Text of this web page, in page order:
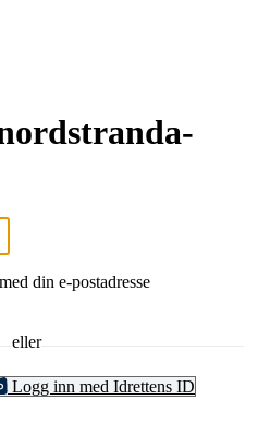
din e-postadresse
eller
Logg inn med Idrettens ID